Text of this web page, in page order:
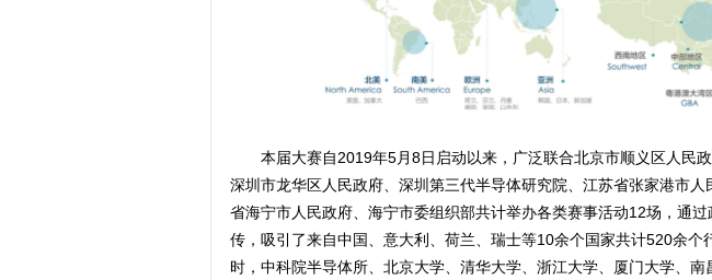
本届大赛自2019年5月8日启动以来，广泛联合北京市顺义区人民
深圳市龙华区人民政府、深圳第三代半导体研究院、江苏省张家港市
省海宁市人民政府、海宁市委组织部共计举办各类赛事活动12场，通
传，吸引了来自中国、意大利、荷兰、瑞士等10余个国家共计520余个
时，中科院半导体所、北京大学、清华大学、浙江大学、厦门大学、